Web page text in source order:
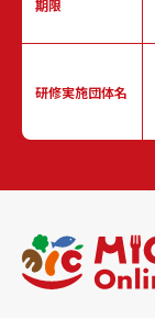
期限
研修実施団体名